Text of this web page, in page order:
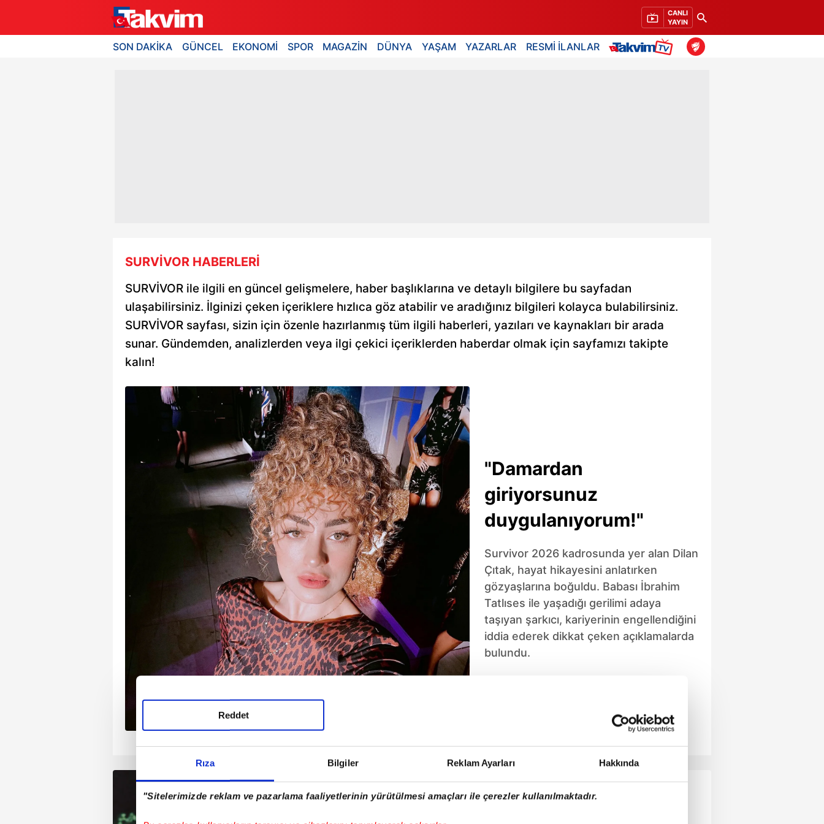
Rıza Bilgiler Reklam Ayarları Hakkında
"Sitelerimizde reklam ve pazarlama faaliyetlerinin yürütülmesi amaçları ile çerezler kullanılmaktadır.
Reddet
CANLI
YAYIN
SON DAKİKA GÜNCEL EKONOMİ SPOR MAGAZİN DÜNYA YAŞAM YAZARLAR RESMİ İLANLAR
SURVİVOR HABERLERİ
SURVİVOR ile ilgili en güncel gelişmelere, haber başlıklarına ve detaylı bilgilere bu sayfadan
ulaşabilirsiniz. İlginizi çeken içeriklere hızlıca göz atabilir ve aradığınız bilgileri kolayca bulabilirsiniz.
SURVİVOR sayfası, sizin için özenle hazırlanmış tüm ilgili haberleri, yazıları ve kaynakları bir arada
sunar. Gündemden, analizlerden veya ilgi çekici içeriklerden haberdar olmak için sayfamızı takipte
kalın!
"Damardan
giriyorsunuz
duygulanıyorum!"
Survivor 2026 kadrosunda yer alan Dilan
Çıtak, hayat hikayesini anlatırken
gözyaşlarına boğuldu. Babası İbrahim
Tatlıses ile yaşadığı gerilimi adaya
taşıyan şarkıcı, kariyerinin engellendiğini
iddia ederek dikkat çeken açıklamalarda
bulundu.